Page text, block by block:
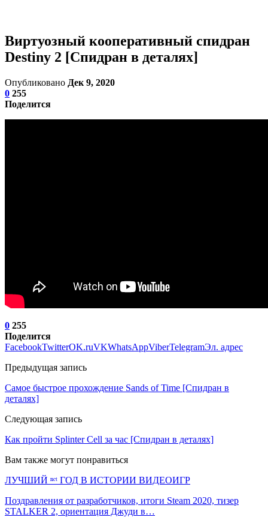
Виртуозный кооперативный спидран
Destiny 2 [Спидран в деталях]
Опубликовано Дек 9, 2020
0 255
Поделится
0 255
Поделится
FacebookTwitterOK.ruVKWhatsAppViberTelegramЭл. адрес
Предыдущая запись
Самое быстрое прохождение Sands of Time [Спидран в
деталях]
Следующая запись
Как пройти Splinter Cell за час [Спидран в деталях]
Вам также могут понравиться
ЛУЧШИЙ ⁿᵉᵗ ГОД В ИСТОРИИ ВИДЕОИГР
Поздравления от разработчиков, итоги Steam 2020, тизер
STALKER 2, ориентация Джуди в…